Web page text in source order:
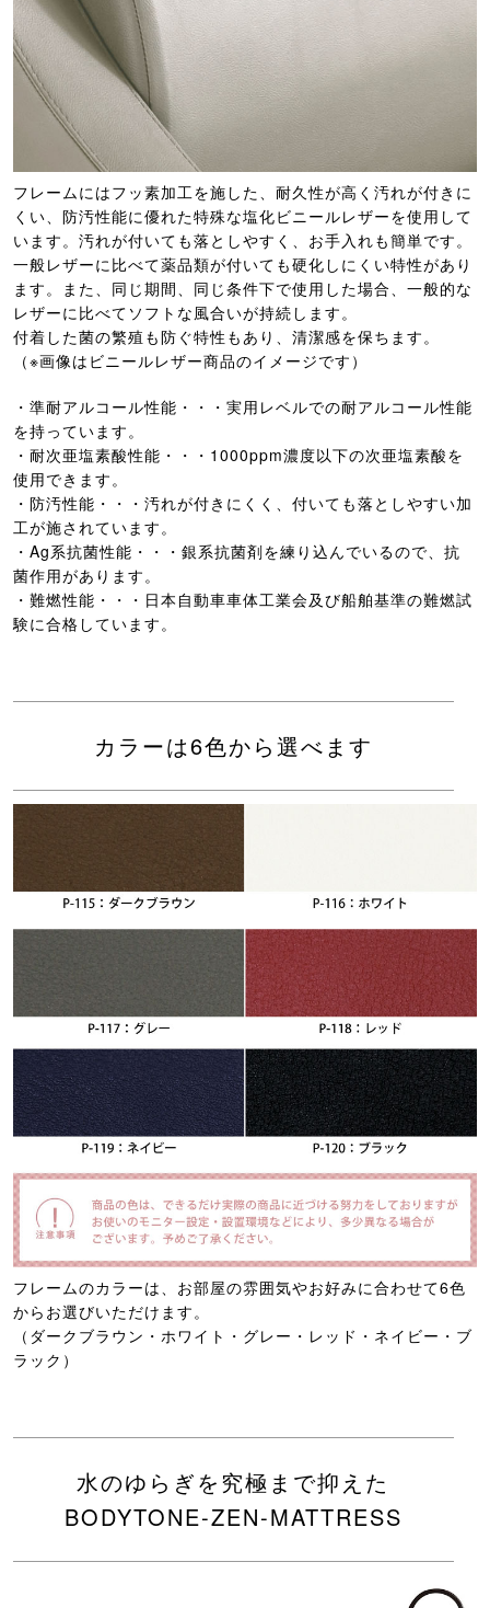
フレームにはフッ素加工を施した、耐久性が高く汚れが付きに
くい、防汚性能に優れた特殊な塩化ビニールレザーを使用して
います。汚れが付いても落としやすく、お手入れも簡単です。
一般レザーに比べて薬品類が付いても硬化しにくい特性があり
ます。また、同じ期間、同じ条件下で使用した場合、一般的な
レザーに比べてソフトな風合いが持続します。
付着した菌の繁殖も防ぐ特性もあり、清潔感を保ちます。
（※画像はビニールレザー商品のイメージです）
・準耐アルコール性能・・・実用レベルでの耐アルコール性能
を持っています。
・耐次亜塩素酸性能・・・1000ppm濃度以下の次亜塩素酸を
使用できます。
・防汚性能・・・汚れが付きにくく、付いても落としやすい加
工が施されています。
・Ag系抗菌性能・・・銀系抗菌剤を練り込んでいるので、抗
菌作用があります。
・難燃性能・・・日本自動車車体工業会及び船舶基準の難燃試
験に合格しています。
カラーは6色から選べます
フレームのカラーは、お部屋の雰囲気やお好みに合わせて6色
からお選びいただけます。
（ダークブラウン・ホワイト・グレー・レッド・ネイビー・ブ
ラック）
水のゆらぎを究極まで抑えた
BODYTONE-ZEN-MATTRESS